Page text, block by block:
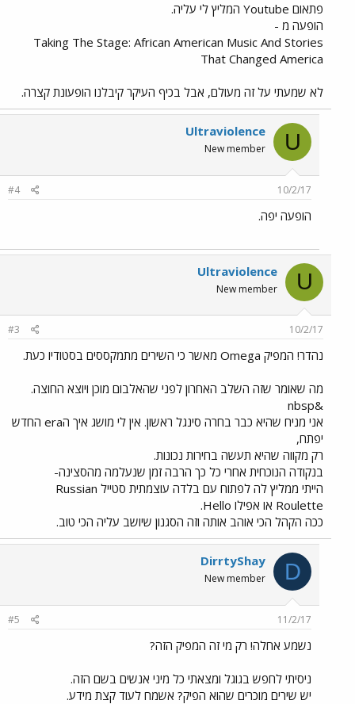
פתאום Youtube המליץ לי עליה.
הופעה מ -
Taking The Stage: African American Music And Stories
That Changed America
לא שמעתי על זה מעולם, אבל בכיף העיקר קיבלנו הופעונת קצרה.
U
Ultraviolence
New member
10/2/17
#4
הופעה יפה.
U
Ultraviolence
New member
10/2/17
#3
נהדר! המפיק Omega מאשר כי השירים מתמקססים בסטודיו כעת.
מה שאומר שזה השלב האחרון לפני שהאלבום מוכן ויוצא החוצה.
&nbsp
אני מניח שהיא כבר בחרה סינגל ראשון. אין לי מושג איך הera החדש
יפתח,
רק מקווה שהיא תעשה בחירות נכונות.
בנקודה הנוכחית אחרי כל כך הרבה זמן שנעלמה מהסצינה-
הייתי ממליץ לה לפתוח עם בלדה עוצמתית סטייל Russian
Roulette או אפילו Hello.
ככה הקהל הכי אוהב אותה וזה הסגנון שיושב עליה הכי טוב.
D
DirrtyShay
New member
11/2/17
#5
נשמע אחלה! רק מי זה המפיק הזה?
ניסיתי לחפש בגוגל ומצאתי כל מיני אנשים בשם הזה.
יש שירים מוכרים שהוא הפיק? אשמח לעוד קצת מידע.